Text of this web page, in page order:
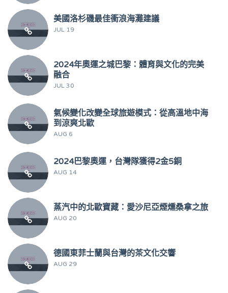
美國洛杉磯最佳衝浪海灘建議
JUL 19
2024年奧運之城巴黎：體育與文化的完美
融合
JUL 30
氣候變化改變全球旅遊模式：從高溫地中海
到涼爽北歐
AUG 6
2024巴黎奧運，台灣隊獲得2金5銅
AUG 14
蒸汽中的北歐寶藏：愛沙尼亞煙燻桑拿之旅
AUG 20
德國東菲士蘭與台灣的茶文化交響
AUG 29